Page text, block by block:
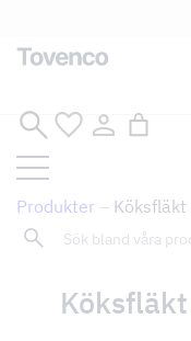
Glad Sommar!
semesterstängt under
Hoppa
innehåll
Sök
Produkter –